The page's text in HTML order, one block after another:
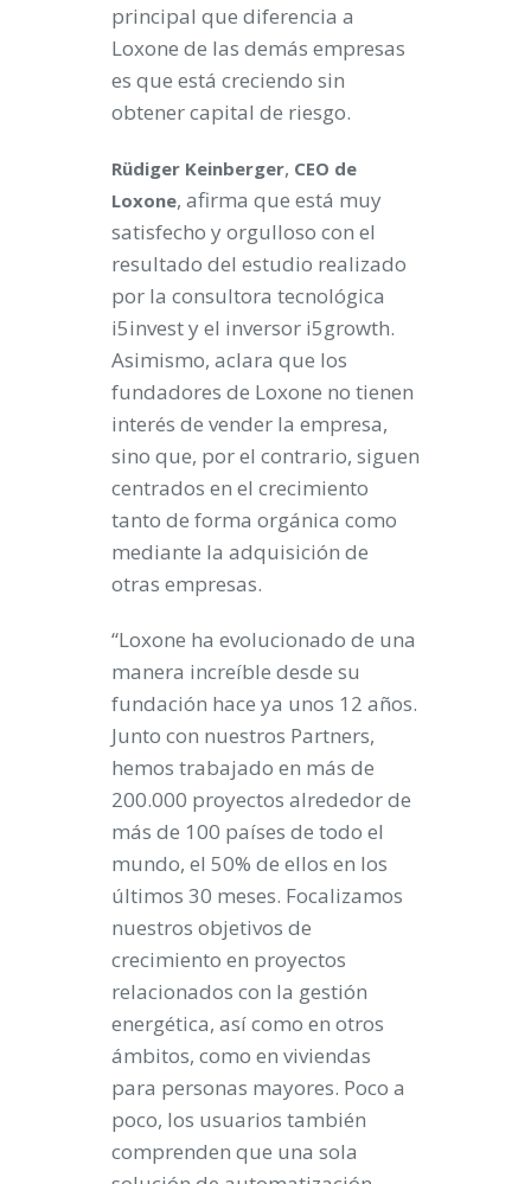
principal que diferencia a
Loxone de las demás empresas
es que está creciendo sin
obtener capital de riesgo.
Rüdiger Keinberger, CEO de
Loxone, afirma que está muy
satisfecho y orgulloso con el
resultado del estudio realizado
por la consultora tecnológica
i5invest y el inversor i5growth.
Asimismo, aclara que los
fundadores de Loxone no tienen
interés de vender la empresa,
sino que, por el contrario, siguen
centrados en el crecimiento
tanto de forma orgánica como
mediante la adquisición de
otras empresas.
“Loxone ha evolucionado de una
manera increíble desde su
fundación hace ya unos 12 años.
Junto con nuestros Partners,
hemos trabajado en más de
200.000 proyectos alrededor de
más de 100 países de todo el
mundo, el 50% de ellos en los
últimos 30 meses. Focalizamos
nuestros objetivos de
crecimiento en proyectos
relacionados con la gestión
energética, así como en otros
ámbitos, como en viviendas
para personas mayores. Poco a
poco, los usuarios también
comprenden que una sola